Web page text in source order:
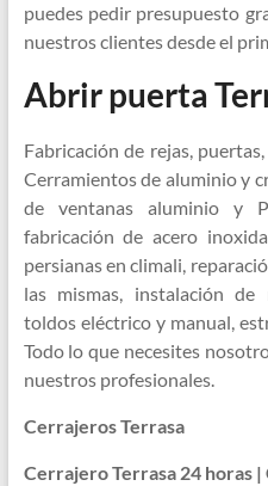
puedes pedir presupuesto
nuestros clientes desde el
Abrir puerta
Fabricación de rejas,
Cerramientos de aluminio y
de ventanas aluminio y
fabricación de acero
persianas en climali,
las mismas, instalación de
toldos eléctrico y manual,
Todo lo que necesites
nuestros profesionales.
Cerrajeros Terrasa
Cerrajero Terrasa 24 horas